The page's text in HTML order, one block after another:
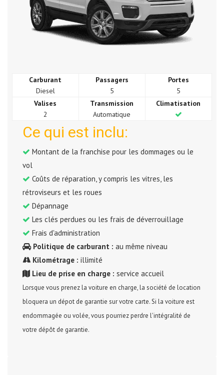
Carburant
Diesel
Passagers
5
Portes
5
Valises
2
Transmission
Automatique
Climatisation
Ce qui est inclu:
Montant de la franchise pour les dommages ou le
vol
Coûts de réparation, y compris les vitres, les
rétroviseurs et les roues
Dépannage
Les clés perdues ou les frais de déverrouillage
Frais d'administration
Politique de carburant : au même niveau
Kilométrage : illimité
Lieu de prise en charge : service accueil
Lorsque vous prenez la voiture en charge, la société de location
bloquera un dépot de garantie sur votre carte. Si la voiture est
endommagée ou volée, vous pourriez perdre l'intégralité de
votre dépôt de garantie.